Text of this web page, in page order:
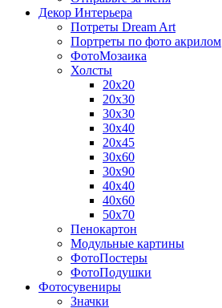
Декор Интерьера
Потреты Dream Art
Портреты по фото акрилом
ФотоМозаика
Холсты
20х20
20х30
30х30
30х40
20х45
30х60
30х90
40х40
40х60
50х70
Пенокартон
Модульные картины
ФотоПостеры
ФотоПодушки
Фотоcувениры
Значки